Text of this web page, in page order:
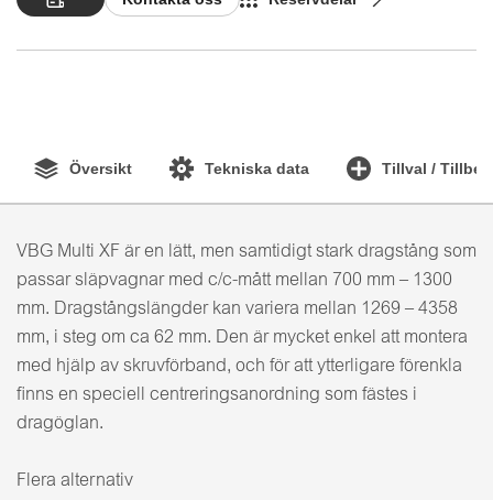
Översikt Tekniska data Tillval /
VBG Multi XF är en lätt, men samtidigt stark dragstång som
passar släpvagnar med c/c-mått mellan 700 mm – 1300
mm. Dragstångslängder kan variera mellan 1269 – 4358
mm, i steg om ca 62 mm. Den är mycket enkel att montera
med hjälp av skruvförband, och för att ytterligare förenkla
finns en speciell centreringsanordning som fästes i
dragöglan.
Flera alternativ